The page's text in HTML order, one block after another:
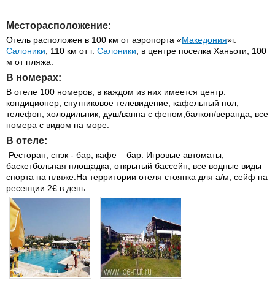
Месторасположение:
Отель расположен в 100 км от аэропорта «Македония»г.
Салоники , 110 км от г. Салоники , в центре поселка Ханьоти, 100
м от пляжа.
В номерах:
В отеле 100 номеров, в каждом из них имеется центр.
кондиционер, спутниковое телевидение, кафельный пол,
телефон, холодильник, душ/ванна с феном,балкон/веранда, все
номера с видом на море.
В отеле:
Ресторан, снэк - бар, кафе – бар. Игровые автоматы,
баскетбольная площадка, открытый бассейн, все водные виды
спорта на пляже.На территории отеля стоянка для а/м, сейф на
ресепции 2€ в день.